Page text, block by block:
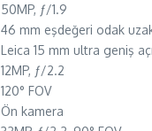
50MP, ƒ/1.9
46 mm eşdeğeri odak
Leica 15 mm ultra geniş
12MP, ƒ/2.2
120° FOV
Ön kamera